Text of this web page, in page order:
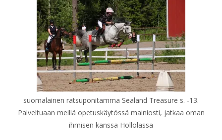
suomalainen ratsuponitamma Sealand Treasure s. -13.
Palveltuaan meillä opetuskäytössä mainiosti, jatkaa oman
ihmisen kanssa Hollolassa